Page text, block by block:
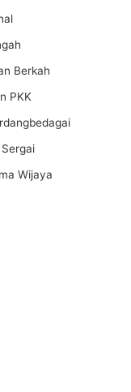
Berkah
PKK
Wijaya